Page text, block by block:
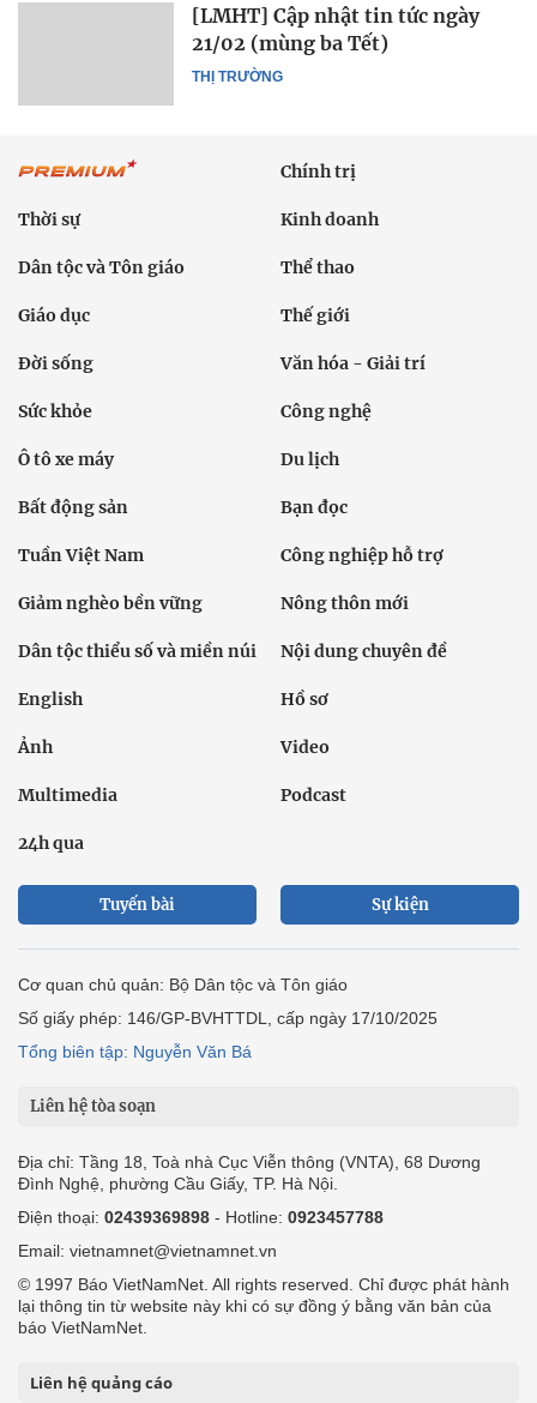
THỊ TRƯỜNG
[LMHT] Cập nhật tin tức ngày
21/02 (mùng ba Tết)
Chính trị
Thời sự Kinh doanh
Dân tộc và Tôn giáo Thể thao
Giáo dục Thế giới
Đời sống Văn hóa - Giải trí
Sức khỏe Công nghệ
Ô tô xe máy Du lịch
Bất động sản Bạn đọc
Tuần Việt Nam Công nghiệp hỗ trợ
Giảm nghèo bền vững Nông thôn mới
Dân tộc thiểu số và miền núi Nội dung chuyên đề
English Hồ sơ
Ảnh Video
Multimedia Podcast
24h qua
Tuyến bài Sự kiện
Cơ quan chủ quản: Bộ Dân tộc và Tôn giáo
Số giấy phép: 146/GP-BVHTTDL, cấp ngày 17/10/2025
Tổng biên tập: Nguyễn Văn Bá
Liên hệ tòa soạn
Địa chỉ: Tầng 18, Toà nhà Cục Viễn thông (VNTA), 68 Dương
Đình Nghệ, phường Cầu Giấy, TP. Hà Nội.
Điện thoại: 02439369898 - Hotline: 0923457788
Email: vietnamnet@vietnamnet.vn
© 1997 Báo VietNamNet. All rights reserved. Chỉ được phát hành
lại thông tin từ website này khi có sự đồng ý bằng văn bản của
báo VietNamNet.
Liên hệ quảng cáo